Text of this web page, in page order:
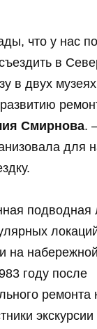
что у нас
в
в двух
Смирнова.
для
подводная
на
году после